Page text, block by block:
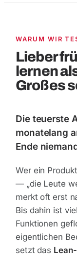
WARUM WIR
Lieber
lernen
Großes
Die teuerste
monatelang
Ende
Wer ein
— „die Leute
merkt oft erst
Bis dahin ist
Funktionen
eigentlichen
setzt das